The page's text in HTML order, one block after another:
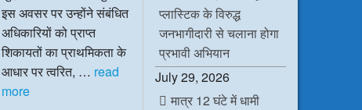
इस अवसर पर उन्होंने संबंधित
अधिकारियों को प्राप्त
शिकायतों का प्राथमिकता के
आधार पर त्वरित, … read
more
प्लास्टिक के विरुद्ध
जनभागीदारी से चलाना होगा
प्रभावी अभियान
July 29, 2026
मात्र 12 घंटे में धामी